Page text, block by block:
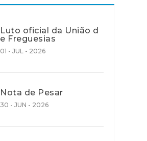
Luto oficial da União d
e Freguesias
01 - JUL - 2026
Nota de Pesar
30 - JUN - 2026